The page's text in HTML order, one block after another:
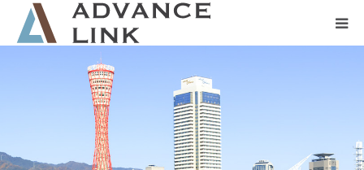
会社概要
ネット保険